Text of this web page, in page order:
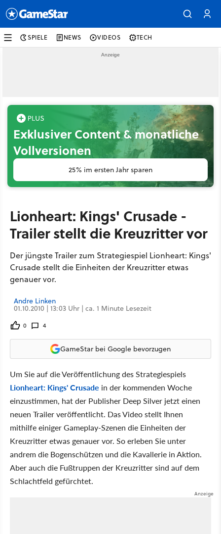
SPIELE NEWS VIDEOS TECH
Exklusiver Content & monatliche
Vollversionen
25% im ersten Jahr sparen
Lionheart: Kings' Crusade -
Trailer stellt die Kreuzritter vor
Der jüngste Trailer zum Strategiespiel Lionheart: Kings'
Crusade stellt die Einheiten der Kreuzritter etwas
genauer vor.
Andre Linken
01.10.2010 | 13:03 Uhr | ca. 1 Minute Lesezeit
0 4
GameStar bei Google bevorzugen
Um Sie auf die Veröffentlichung des Strategiespiels
Lionheart: Kings' Crusade in der kommenden Woche
einzustimmen, hat der Publisher Deep Silver jetzt einen
neuen Trailer veröffentlicht. Das Video stellt Ihnen
mithilfe einiger Gameplay-Szenen die Einheiten der
Kreuzritter etwas genauer vor. So erleben Sie unter
andrem die Bogenschützen und die Kavallerie in Aktion.
Aber auch die Fußtruppen der Kreuzritter sind auf dem
Schlachtfeld gefürchtet.